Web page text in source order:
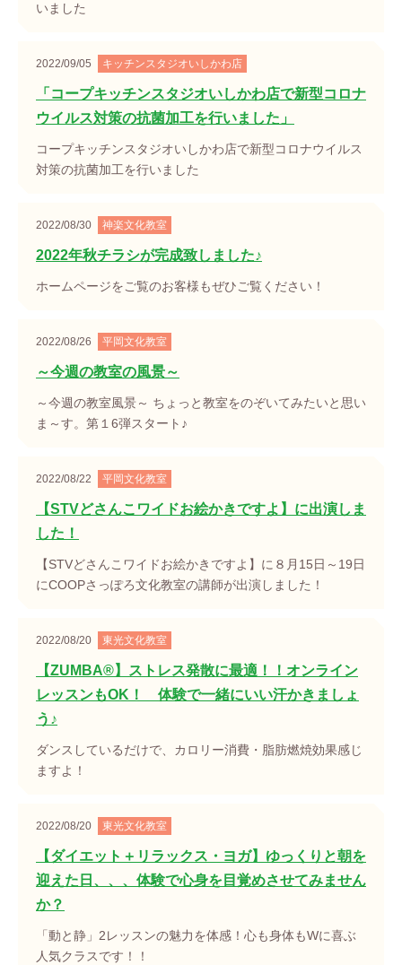
いました
2022/09/05 キッチンスタジオいしかわ店
「コープキッチンスタジオいしかわ店で新型コロナ
ウイルス対策の抗菌加工を行いました」
コープキッチンスタジオいしかわ店で新型コロナウイルス
対策の抗菌加工を行いました
2022/08/30 神楽文化教室
2022年秋チラシが完成致しました♪
ホームページをご覧のお客様もぜひご覧ください！
2022/08/26 平岡文化教室
～今週の教室の風景～
～今週の教室風景～ ちょっと教室をのぞいてみたいと思い
ま～す。第１6弾スタート♪
2022/08/22 平岡文化教室
【STVどさんこワイドお絵かきですよ】に出演しま
した！
【STVどさんこワイドお絵かきですよ】に８月15日～19日
にCOOPさっぽろ文化教室の講師が出演しました！
2022/08/20 東光文化教室
【ZUMBA®】ストレス発散に最適！！オンライン
レッスンもOK！ 体験で一緒にいい汗かきましょ
う♪
ダンスしているだけで、カロリー消費・脂肪燃焼効果感じ
ますよ！
2022/08/20 東光文化教室
【ダイエット＋リラックス・ヨガ】ゆっくりと朝を
迎えた日、、、体験で心身を目覚めさせてみません
か？
「動と静」2レッスンの魅力を体感！心も身体もWに喜ぶ
人気クラスです！！